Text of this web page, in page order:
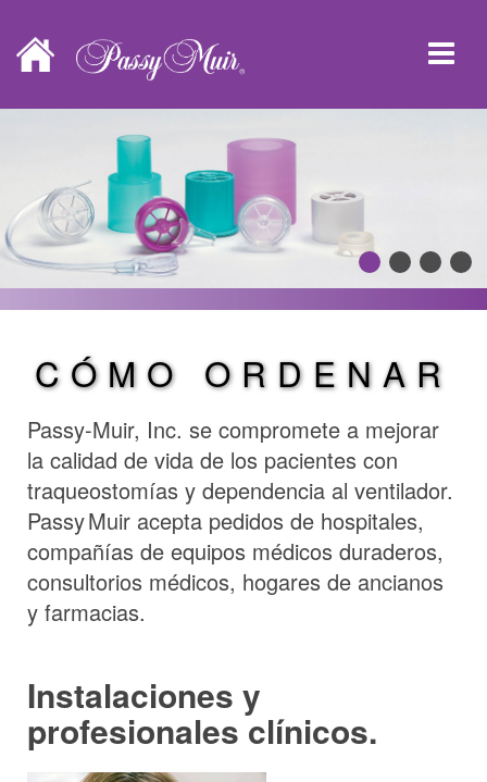
CÓMO ORDENAR
Passy-Muir, Inc. se compromete a mejorar
la calidad de vida de los pacientes con
traqueostomías y dependencia al ventilador.
Passy Muir acepta pedidos de hospitales,
compañías de equipos médicos duraderos,
consultorios médicos, hogares de ancianos
y farmacias.
Instalaciones y
profesionales clínicos.